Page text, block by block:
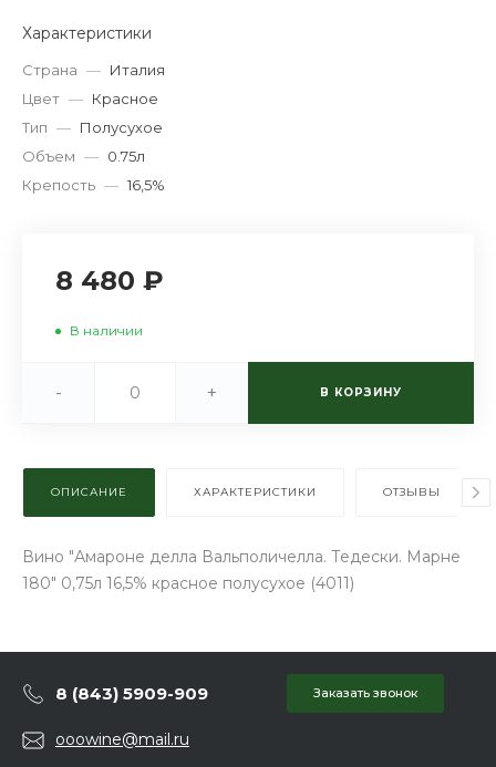
Характеристики
Страна — Италия
Цвет — Красное
Тип — Полусухое
Объем — 0.75л
Крепость — 16,5%
8 480 ₽
В наличии
- + В КОРЗИНУ
ОПИСАНИЕ ХАРАКТЕРИСТИКИ ОТЗЫВЫ
Вино "Амароне делла Вальполичелла. Тедески. Марне
180" 0,75л 16,5% красное полусухое (4011)
8 (843) 5909-909 Заказать звонок
ooowine@mail.ru